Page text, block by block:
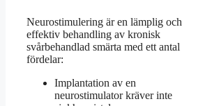
Neurostimulering är en lämplig och
effektiv behandling av kronisk
svårbehandlad smärta med ett antal
fördelar:
Implantation av en
neurostimulator kräver inte